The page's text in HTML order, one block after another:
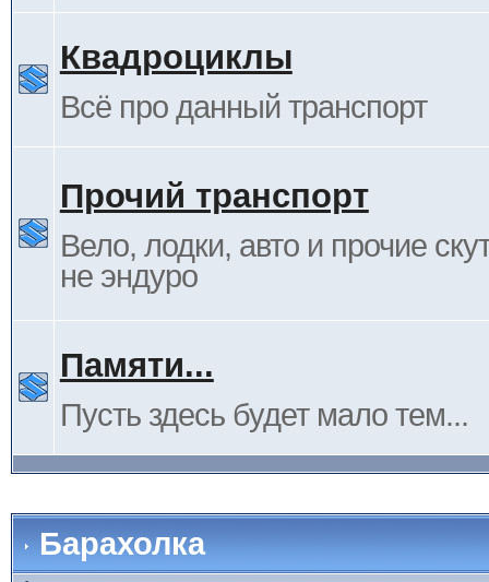
Квадроциклы
Всё про данный транспорт
Прочий транспорт
Вело, лодки, авто и прочие
не эндуро
Памяти...
Пусть здесь будет мало тем...
Барахолка